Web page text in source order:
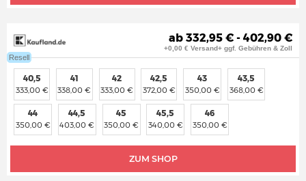
Resell
ab 332,95 € - 402,90 €
+0,00 € Versand+ ggf. Gebühren & Zoll
ZUM SHOP
40,5
333,00 €
41
338,00 €
42
333,00 €
42,5
372,00 €
43
350,00 €
43,5
368,00 €
44
350,00 €
44,5
403,00 €
45
350,00 €
45,5
340,00 €
46
350,00 €